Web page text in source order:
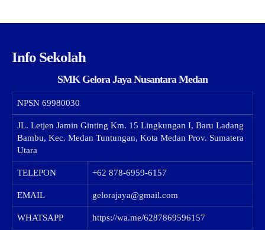
Info Sekolah
SMK Gelora Jaya Nusantara Medan
NPSN 69980030
JL. Letjen Jamin Ginting Km. 15 Lingkungan I, Baru Ladang
Bambu, Kec. Medan Tuntungan, Kota Medan Prov. Sumatera
Utara
TELEPON +62 878-6959-6157
EMAIL gelorajaya@gmail.com
WHATSAPP https://wa.me/6287869596157